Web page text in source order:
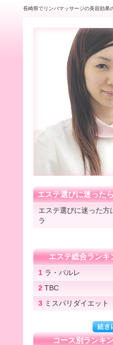
長崎県でリンパマッサージの美容効
エステ選びに迷った
エステ選びに迷った方
ラ
エステ総合ランキ
1 ラ・パルレ
2 TBC
3 ミスパリダイエット
コース別ランキ